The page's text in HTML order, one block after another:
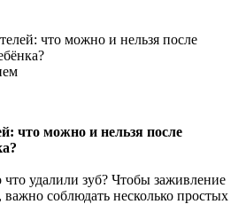
что можно и нельзя после
что можно и нельзя после
удалили зуб? Чтобы заживление
соблюдать несколько простых